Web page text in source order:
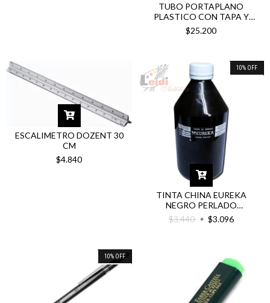
TUBO PORTAPLANO
PLASTICO CON TAPA Y
CORREA
$25.200
ESCALIMETRO DOZENT 30
CM
$4.840
10% OFF
TINTA CHINA EUREKA
NEGRO PERLADO
PROFESIONAL
$3.440 $3.096
10% OFF